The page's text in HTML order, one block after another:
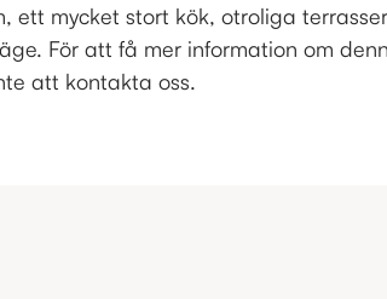
ett mycket stort kök, otroliga
För att få mer information om
att kontakta oss.